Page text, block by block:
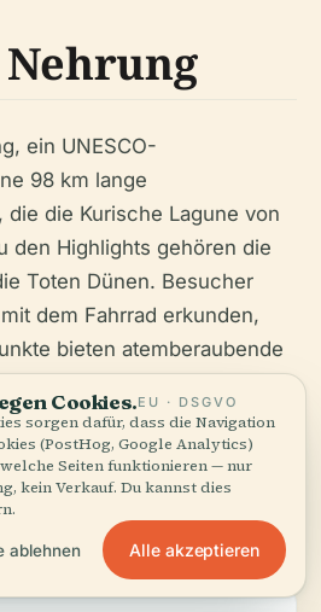
ein UNESCO-
98 km lange
die die Kurische Lagune von
den Highlights gehören die
Toten Dünen. Besucher
dem Fahrrad erkunden,
bieten atemberaubende
Nehrung Nationalpark
Tierwelt, darunter
(Nordic Experience).
8:00 bis 20:00 Uhr
Cookies.EU · DSGVO
sorgen dafür, dass die Navigation
(PostHog, Google Analytics)
Seiten funktionieren — nur
kein Verkauf. Du kannst dies
ablehnen Alle akzeptieren